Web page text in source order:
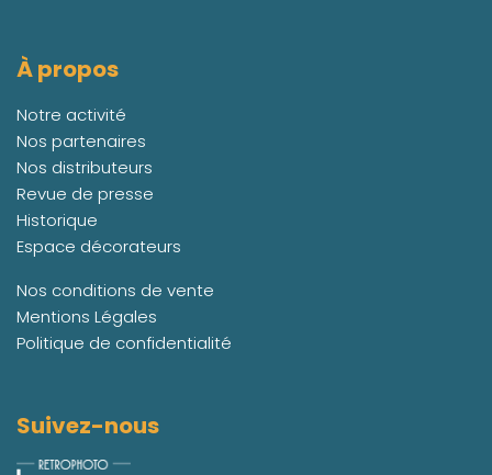
À propos
Notre activité
Nos partenaires
Nos distributeurs
Revue de presse
Historique
Espace décorateurs
Nos conditions de vente
Mentions Légales
Politique de confidentialité
Suivez-nous